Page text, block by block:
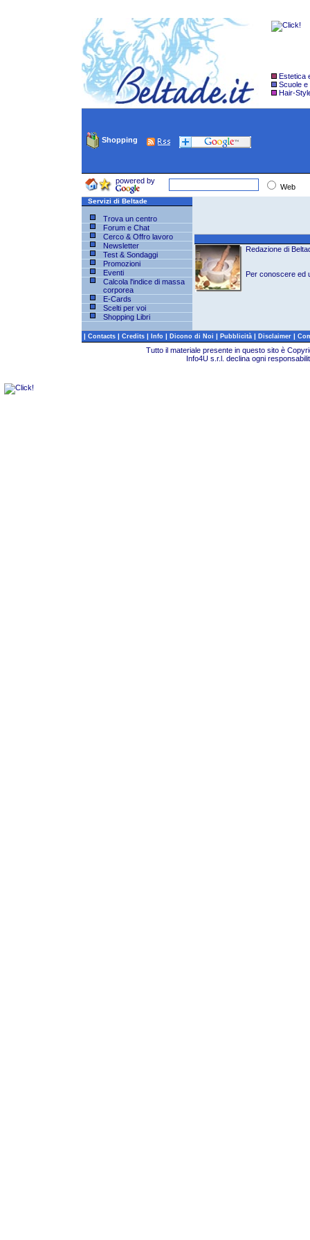
Estetica
Scuole e
Hair-
Shopping
powered by
Web
Servizi di Beltade
Trova un centro
Forum e Chat
Cerco & Offro lavoro
Newsletter
Test & Sondaggi
Promozioni
Eventi
Calcola l'indice di massa
corporea
E-Cards
Scelti per voi
Shopping Libri
Redazione di
Per conoscere ed
| Contacts | Credits | Info | Dicono di Noi | Pubblicità | Disclaimer |
Tutto il materiale presente in questo sito è
Info4U s.r.l. declina ogni